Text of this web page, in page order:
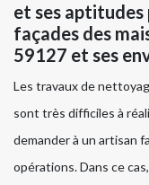
et ses
façades des
59127 et ses
Les travaux de
sont très difficiles à
demander à un artisan
opérations. Dans ce